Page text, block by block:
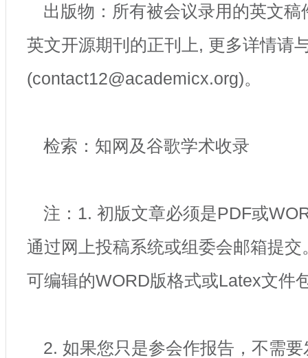
出版物：所有被会议录用的英文稿
英文开源期刊的正刊上, 更多详情请
(contact12@academicx.org)。
检索：知网及谷歌学术收录
注：1. 初版文章必须是PDF或
通过网上投稿系统或组委会邮箱提
可编辑的WORD版格式或Latex文件
2. 如果您只是参会作报告，不需